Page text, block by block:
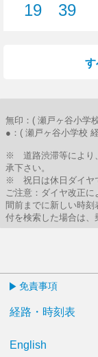
19
39
す
無印：( 瀬戸ヶ谷小学
●：( 瀬戸ヶ谷小学校
※ 道路渋滞等により
承下さい。
※ 祝日は休日ダイヤ
ご注意：ダイヤ改正に
間前までに新しい時
付を検索した場合は、
免責事項
経路・時刻表
English